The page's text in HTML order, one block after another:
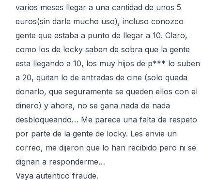
varios meses llegar a una cantidad de unos 5
euros(sin darle mucho uso), incluso conozco
gente que estaba a punto de llegar a 10. Claro,
como los de locky saben de sobra que la gente
esta llegando a 10, los muy hijos de p*** lo suben
a 20, quitan lo de entradas de cine (solo queda
donarlo, que seguramente se queden ellos con el
dinero) y ahora, no se gana nada de nada
desbloqueando… Me parece una falta de respeto
por parte de la gente de locky. Les envie un
correo, me dijeron que lo han recibido pero ni se
dignan a responderme…
Vaya autentico fraude.